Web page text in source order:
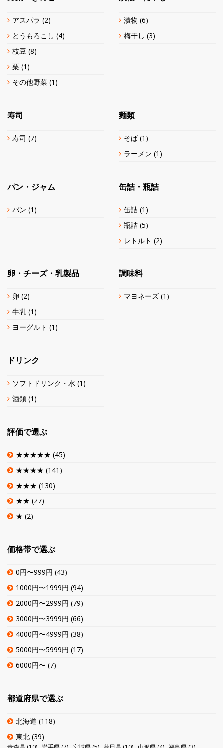
アスパラ (2)
とうもろこし (4)
枝豆 (8)
栗 (1)
その他野菜 (1)
漬物 (6)
梅干し (3)
寿司
寿司 (7)
麺類
そば(1)
ラーメン (1)
パン・ジャム
パン (1)
缶詰・瓶詰
缶詰 (1)
瓶詰 (5)
レトルト (2)
卵・チーズ・乳製品
卵 (2)
牛乳 (1)
ヨーグルト (1)
調味料
マヨネーズ (1)
ドリンク
ソフトドリンク・水 (1)
酒類 (1)
評価で選ぶ
★★★★★ (45)
★★★★ (141)
★★★ (130)
★★ (27)
★ (2)
価格帯で選ぶ
0円〜999円 (43)
1000円〜1999円 (94)
2000円〜2999円 (79)
3000円〜3999円 (66)
4000円〜4999円 (38)
5000円〜5999円 (17)
6000円〜 (7)
都道府県で選ぶ
北海道 (118)
東北 (39)